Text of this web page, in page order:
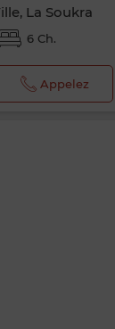
La Soukra
6 Ch.
Appelez